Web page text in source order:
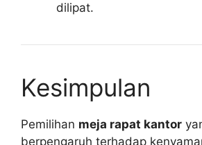
dilipat.
Kesimpulan
Pemilihan meja rapat kantor
berpengaruh terhadap